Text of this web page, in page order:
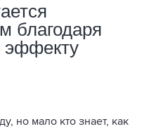
благодаря
эффекту
но мало кто знает, как